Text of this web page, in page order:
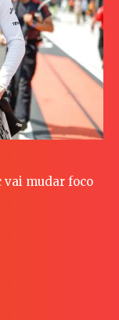
vai mudar foco